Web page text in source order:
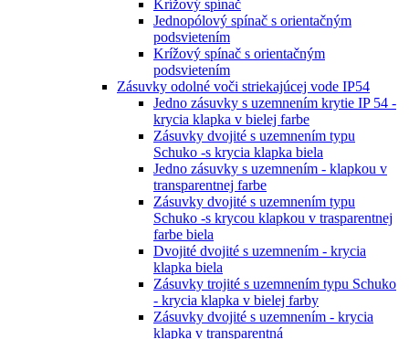
Krížový spínač
Jednopólový spínač s orientačným
podsvietením
Krížový spínač s orientačným
podsvietením
Zásuvky odolné voči striekajúcej vode IP54
Jedno zásuvky s uzemnením krytie IP 54 -
krycia klapka v bielej farbe
Zásuvky dvojité s uzemnením typu
Schuko -s krycia klapka biela
Jedno zásuvky s uzemnením - klapkou v
transparentnej farbe
Zásuvky dvojité s uzemnením typu
Schuko -s krycou klapkou v trasparentnej
farbe biela
Dvojité dvojité s uzemnením - krycia
klapka biela
Zásuvky trojité s uzemnením typu Schuko
- krycia klapka v bielej farby
Zásuvky dvojité s uzemnením - krycia
klapka v transparentná